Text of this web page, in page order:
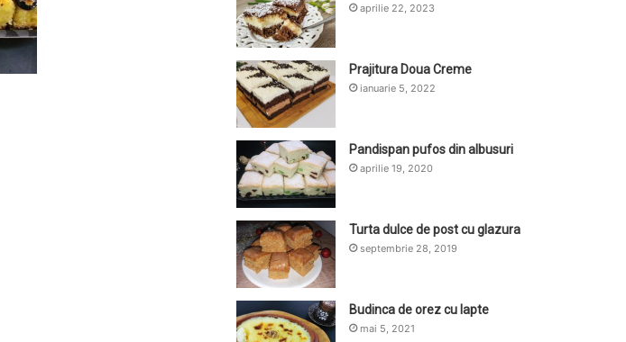
aprilie 22, 2023
Prajitura Doua Creme
ianuarie 5, 2022
Pandispan pufos din albusuri
aprilie 19, 2020
Turta dulce de post cu glazura
septembrie 28, 2019
Budinca de orez cu lapte
mai 5, 2021